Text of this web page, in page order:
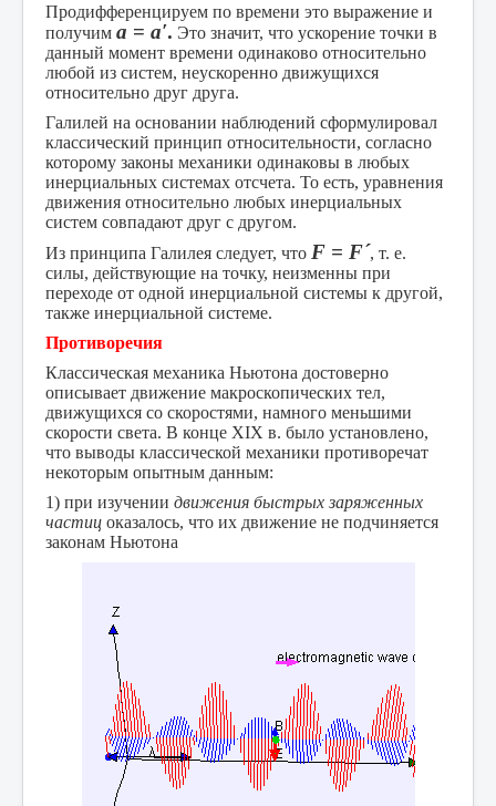
Продифференцируем по времени это выражение и
получим а = а′. Это значит, что ускорение точки в
данный момент времени одинаково относительно
любой из систем, неускоренно движущихся
относительно друг друга.
Галилей на основании наблюдений сформулировал
классический принцип относи­тельности, согласно
которому законы механики одинаковы в любых
инерциальных системах отсчета. То есть, уравнения
движения относительно любых инерциальных
систем совпадают друг с другом.
Из принципа Галилея следует, что F = F´, т. е.
силы, действующие на точку, неизменны при
переходе от одной инерциальной системы к другой,
также инерциальной системе.
Противоречия
Классическая механика Ньютона достоверно
описывает движение макроскопических тел,
движущихся со скоростями, намного меньшими
скорости света. В конце XIX в. было установлено,
что выводы классической механики противоречат
некоторым опытным данным:
1) при изучении движения быстрых заряженных
частиц оказалось, что их движение не подчиняется
законам Ньютона